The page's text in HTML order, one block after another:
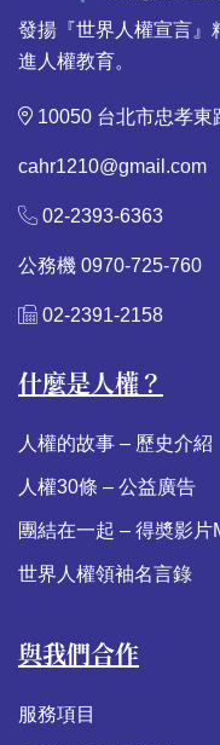
發揚『世界人權宣言』
進人權教育。
10050 台北市忠孝東
cahr1210@gmail.com
02-2393-6363
公務機 0970-725-760
02-2391-2158
什麼是人權？
人權的故事 – 歷史介紹
人權30條 – 公益廣告
團結在一起 – 得奬影片
世界人權領袖名言錄
與我們合作
服務項目